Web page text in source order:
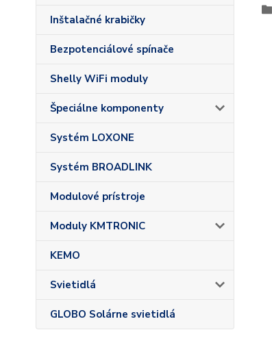
Inštalačné krabičky
Bezpotenciálové spínače
Shelly WiFi moduly
Špeciálne komponenty
Systém LOXONE
Systém BROADLINK
Modulové prístroje
Moduly KMTRONIC
KEMO
Svietidlá
GLOBO Solárne svietidlá